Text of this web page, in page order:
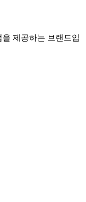
제공하는 브랜드입